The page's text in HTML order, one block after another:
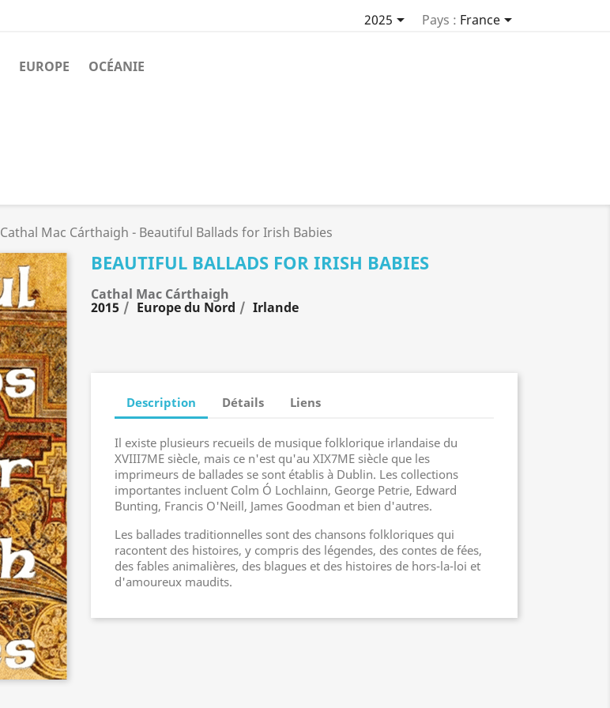
2025 Pays : France
EUROPE OCÉANIE
Cathal Mac Cárthaigh - Beautiful Ballads for Irish Babies
BEAUTIFUL BALLADS FOR IRISH BABIES
Cathal Mac Cárthaigh
2015 Europe du Nord Irlande
Description Détails Liens
Il existe plusieurs recueils de musique folklorique irlandaise du
XVIII7ME siècle, mais ce n'est qu'au XIX7ME siècle que les
imprimeurs de ballades se sont établis à Dublin. Les collections
importantes incluent Colm Ó Lochlainn, George Petrie, Edward
Bunting, Francis O'Neill, James Goodman et bien d'autres.
Les ballades traditionnelles sont des chansons folkloriques qui
racontent des histoires, y compris des légendes, des contes de fées,
des fables animalières, des blagues et des histoires de hors-la-loi et
d'amoureux maudits.